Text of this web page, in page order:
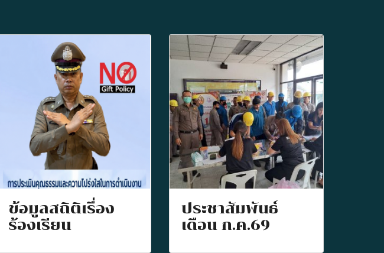
ข้อมูลสถิติเรื่อง
ร้องเรียน
ประชาสัมพันธ์
เดือน ก.ค.69